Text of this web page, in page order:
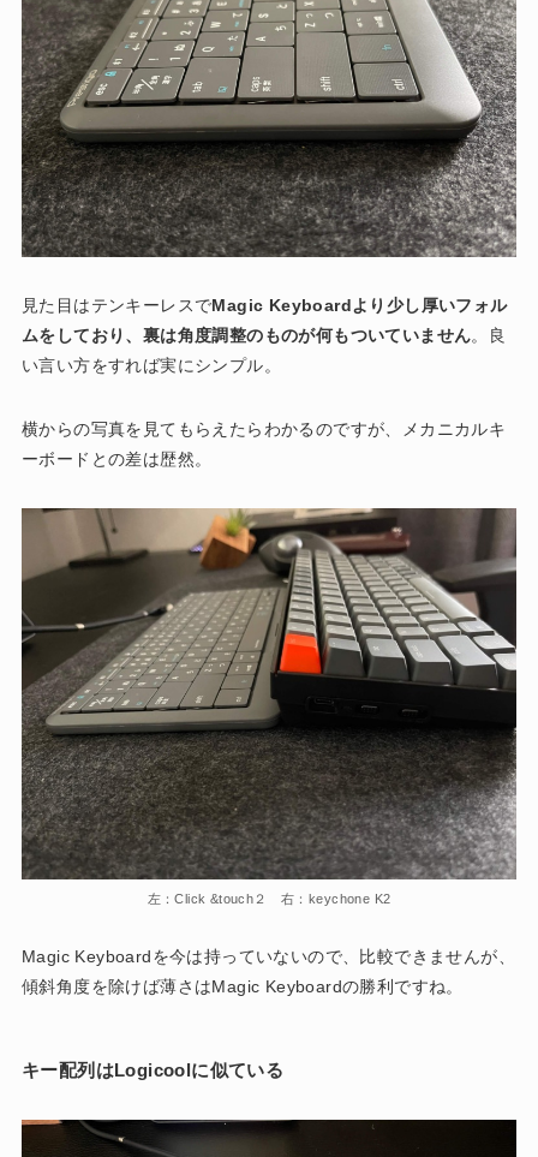
見た目はテンキーレスでMagic Keyboardより少し厚いフォル
ムをしており、裏は角度調整のものが何もついていません。良
い言い方をすれば実にシンプル。
横からの写真を見てもらえたらわかるのですが、メカニカルキ
ーボードとの差は歴然。
左：Click &touch２ 右：keychone K2
Magic Keyboardを今は持っていないので、比較できませんが、
傾斜角度を除けば薄さはMagic Keyboardの勝利ですね。
キー配列はLogicoolに似ている